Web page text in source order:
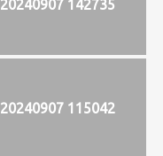
20240907 142735
20240907 115042